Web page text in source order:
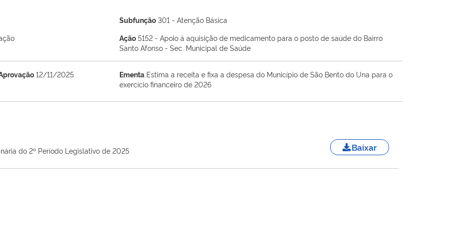
Subfunção 301 - Atenção Básica
Ação 5152 - Apoio à aquisição de medicamento para o posto de saúde do Bairro
Santo Afonso - Sec. Municipal de Saúde
12/11/2025 Ementa Estima a receita e fixa a despesa do Município de São Bento do Una para o
exercício financeiro de 2026
do 2º Período Legislativo de 2025 Baixar